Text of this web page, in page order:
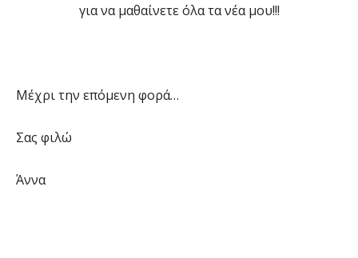
για να μαθαίνετε όλα τα νέα μου!!!
Μέχρι την επόμενη φορά…
Σας φιλώ
Άννα